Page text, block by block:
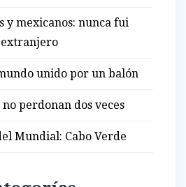
y mexicanos: nunca fui
extranjero
unido por un balón
perdonan dos veces
Mundial: Cabo Verde